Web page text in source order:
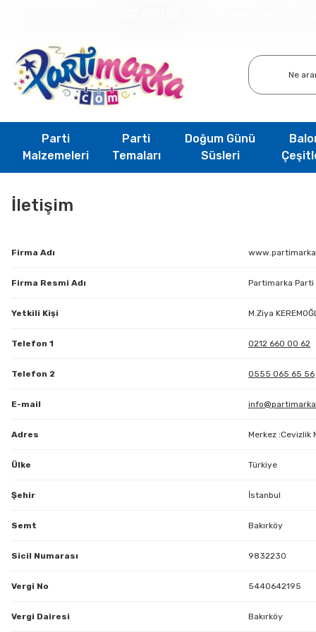
Parti
Malzemeleri
Parti
Temaları
Doğum Günü
Süsleri
İletişim
Firma Adı
Firma Resmi Adı Partimarka Parti
Yetkili Kişi M.Ziya
Telefon 1 0212 660 00 62
Telefon 2 0555 065 65 56
E-mail
Adres Merkez :Cevizlik
Ülke Türkiye
Şehir İstanbul
Semt Bakırköy
Sicil Numarası 9832230
Vergi No 5440642195
Vergi Dairesi Bakırköy